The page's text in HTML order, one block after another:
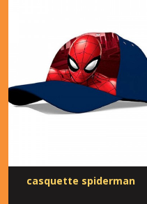
casquette spiderman